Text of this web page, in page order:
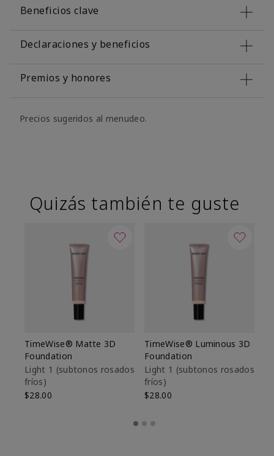
Beneficios clave
Declaraciones y beneficios
Premios y honores
Precios sugeridos al menudeo.
Quizás también te guste
TimeWise® Matte 3D
Foundation
Light 1​ (subtonos rosados
fríos)
$28.00
TimeWise® Luminous 3D
Foundation
Light 1​ (subtonos rosados
fríos)
$28.00